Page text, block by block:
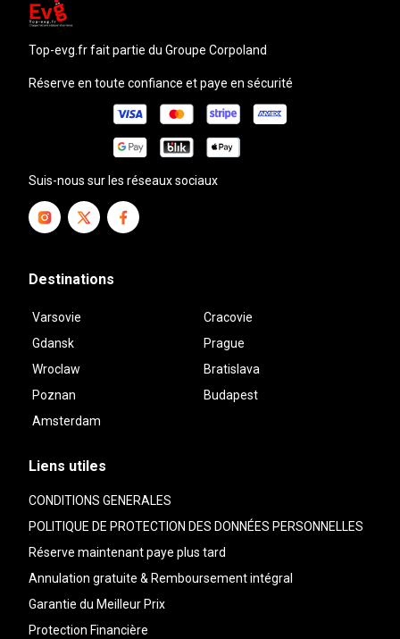
top-evg.frfait partie du Groupe Corpoland
Réserve en toute confiance et paye en sécurité
Suis-nous sur les réseaux sociaux
Destinations
Varsovie
Cracovie
Gdansk
Prague
Wroclaw
Bratislava
Poznan
Budapest
Amsterdam
Liens utiles
CONDITIONS GENERALES
POLITIQUE DE PROTECTION DES DONNÉES PERSONNELLES
Réserve maintenant paye plus tard
Annulation gratuite & Remboursement intégral
Garantie du Meilleur Prix
Protection Financière